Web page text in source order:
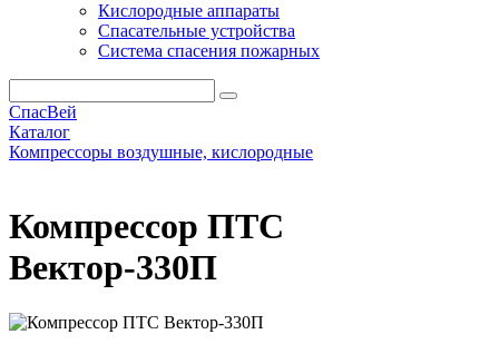
Кислородные аппараты
Спасательные устройства
Система спасения пожарных
СпасВей
Каталог
Компрессоры воздушные, кислородные
Компрессор ПТС
Вектор-330П